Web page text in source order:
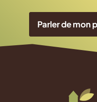
Parler de mon